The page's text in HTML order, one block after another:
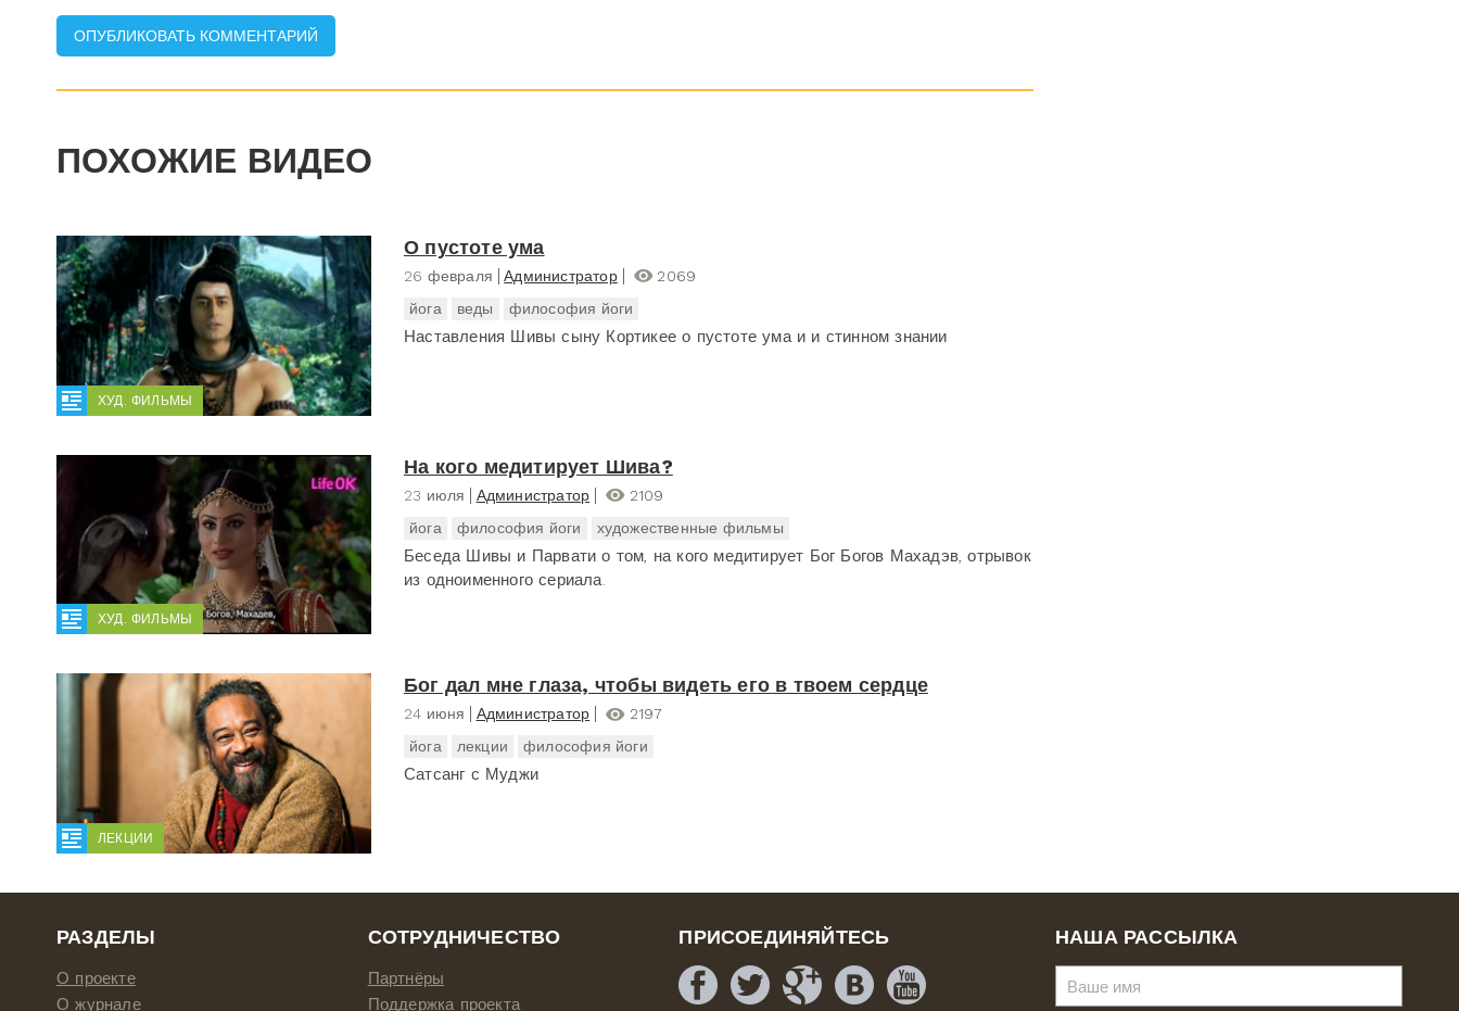
ПОХОЖИЕ ВИДЕО
ХУД. ФИЛЬМЫ
О пустоте ума
26 февраля Администратор
2069
йога
веды философия йоги
Наставления Шивы сыну Кортикее о пустоте ума и и стинном знании
ХУД. ФИЛЬМЫ
На кого медитирует Шива?
23 июля Администратор
2109
йога
философия йоги художественные фильмы
Беседа Шивы и Парвати о том, на кого медитирует Бог Богов Махадэв, отрывок
из одноименного сериала.
ЛЕКЦИИ
Бог дал мне глаза, чтобы видеть его в твоем сердце
24 июня Администратор
2197
йога
лекции философия йоги
Сатсанг с Муджи
РАЗДЕЛЫ
О проекте
О журнале
СОТРУДНИЧЕСТВО
Партнёры
Поддержка проекта
ПРИСОЕДИНЯЙТЕСЬ НАША РАССЫЛКА